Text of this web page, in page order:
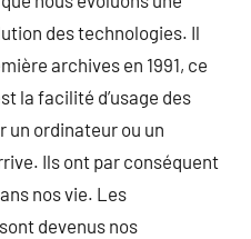
des technologies. Il
archives en 1991, ce
la facilité d’usage des
ordinateur ou un
Ils ont par conséquent
nos vie. Les
devenus nos